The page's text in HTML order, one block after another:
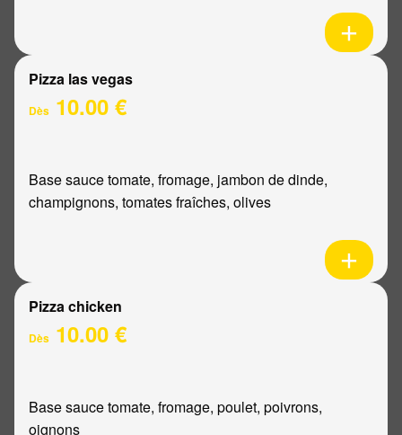
Pizza las vegas
Dès 10.00 €
Base sauce tomate, fromage, jambon de dinde,
champignons, tomates fraîches, olives
Pizza chicken
Dès 10.00 €
Base sauce tomate, fromage, poulet, poivrons,
oignons